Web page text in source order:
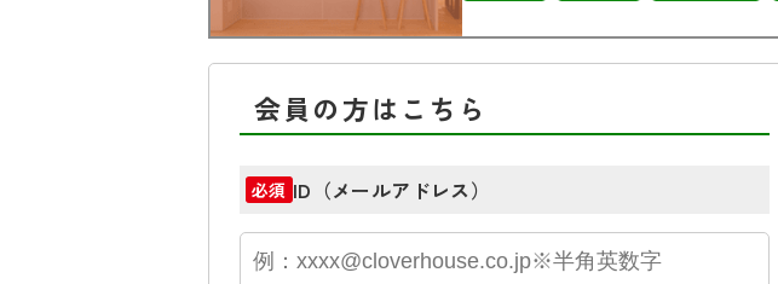
会員の方はこちら
必須 ID（メールアドレス）